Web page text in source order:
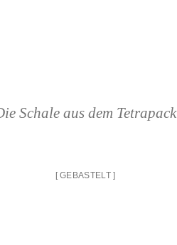
Schale aus dem Tetrapack
[GEBASTELT]